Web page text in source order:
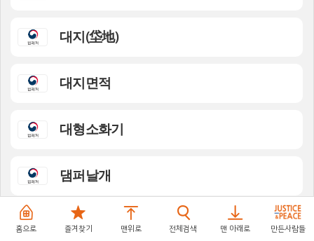
대지(垈地)
대지면적
대형소화기
댐퍼날개
덕트(duct)
홈으로 즐겨찾기 맨위로 전체검색 맨 아래로 만든사람들